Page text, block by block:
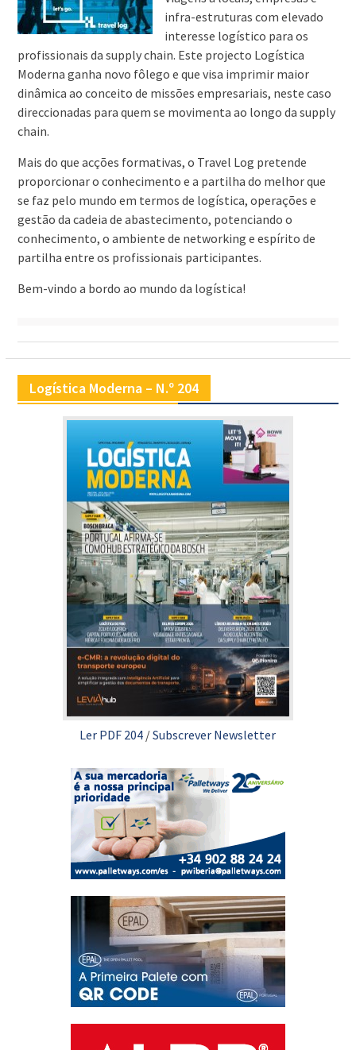
infra-estruturas com elevado
interesse logístico para os
profissionais da supply chain. Este projecto Logística
Moderna ganha novo fôlego e que visa imprimir maior
dinâmica ao conceito de missões empresariais, neste caso
direccionadas para quem se movimenta ao longo da supply
chain.
Mais do que acções formativas, o Travel Log pretende
proporcionar o conhecimento e a partilha do melhor que
se faz pelo mundo em termos de logística, operações e
gestão da cadeia de abastecimento, potenciando o
conhecimento, o ambiente de networking e espírito de
partilha entre os profissionais participantes.
Bem-vindo a bordo ao mundo da logística!
Logística Moderna – N.º 204
Ler PDF 204 /Subscrever Newsletter